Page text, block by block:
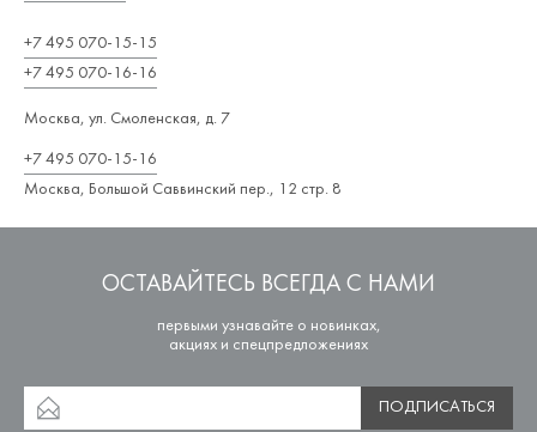
+7 495 070-15-15
+7 495 070-16-16
Москва, ул. Смоленская, д. 7
+7 495 070-15-16
Москва, Большой Саввинский пер., 12 стр. 8
ОСТАВАЙТЕСЬ ВСЕГДА С НАМИ
первыми узнавайте о новинках,
акциях и спецпредложениях
ПОДПИСАТЬСЯ